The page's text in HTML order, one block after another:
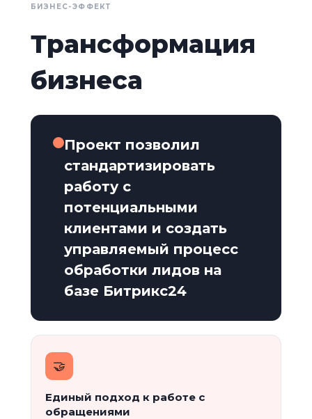
БИЗНЕС-ЭФФЕКТ
Трансформация
бизнеса
Проект позволил
стандартизировать
работу с
потенциальными
клиентами и создать
управляемый процесс
обработки лидов на
базе Битрикс24
🤝️
Единый подход к работе с
обращениями